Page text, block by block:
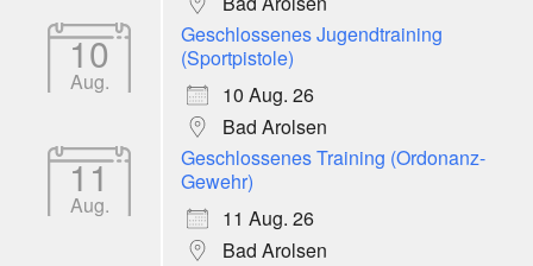
10
Aug.
Geschlossenes Jugendtraining
(Sportpistole)
10 Aug. 26
Bad Arolsen
11
Aug.
Geschlossenes Training (Ordonanz-
Gewehr)
11 Aug. 26
Bad Arolsen